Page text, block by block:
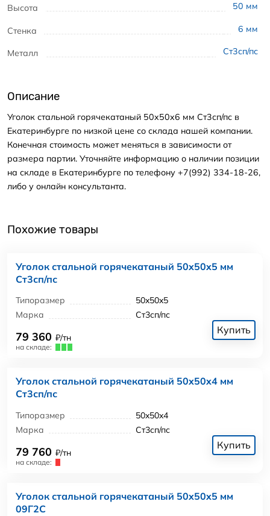
Высота 50 мм
Стенка 6 мм
Металл Ст3сп/пс
Описание
Уголок стальной горячекатаный 50x50x6 мм Ст3сп/пс в
Екатеринбурге по низкой цене со склада нашей компании.
Конечная стоимость может меняться в зависимости от
размера партии. Уточняйте информацию о наличии позиции
на складе в Екатеринбурге по телефону +7(992) 334-18-26,
либо у онлайн консультанта.
Похожие товары
Уголок стальной горячекатаный 50x50x5 мм
Ст3сп/пс
Типоразмер
50x50x5
Марка
Ст3сп/пс
79 360 ₽/тн
на складе:
Купить
Уголок стальной горячекатаный 50x50x4 мм
Ст3сп/пс
Типоразмер
50x50x4
Марка
Ст3сп/пс
79 760 ₽/тн
на складе:
Купить
Уголок стальной горячекатаный 50x50x5 мм
09Г2С